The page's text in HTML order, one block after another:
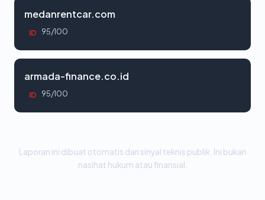
medanrentcar.com
ID 95/100
armada-finance.co.id
ID 95/100
Laporan ini dibuat otomatis dari sinyal teknis publik. Ini bukan
nasihat hukum atau finansial.